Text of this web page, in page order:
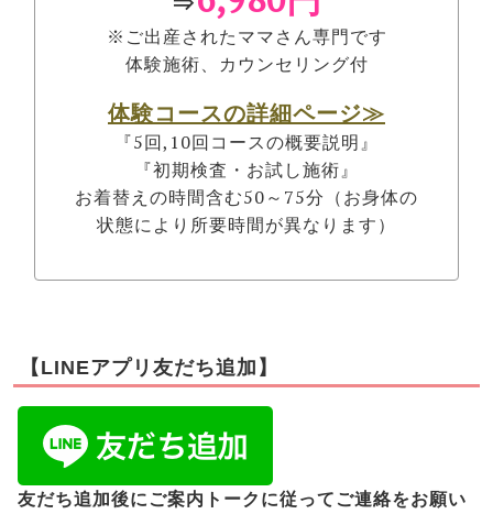
※ご出産されたママさん専門です
体験施術、カウンセリング付
体験コースの詳細ページ≫
『5回,10回コースの概要説明』
『初期検査・お試し施術』
お着替えの時間含む50～75分（お身体の
状態により所要時間が異なります）
【LINEアプリ友だち追加】
友だち追加後にご案内トークに従ってご連絡をお願い